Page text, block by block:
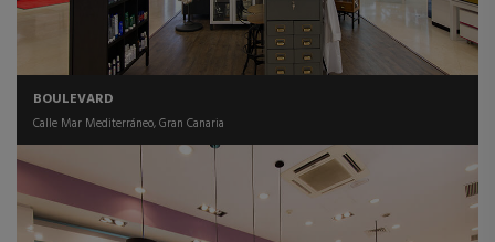
BOULEVARD
Calle Mar Mediterráneo, Gran Canaria